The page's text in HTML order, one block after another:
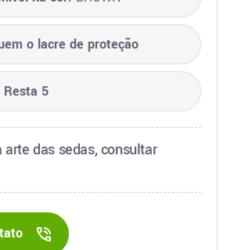
o lacre de proteção
Resta 5
arte das sedas, consultar